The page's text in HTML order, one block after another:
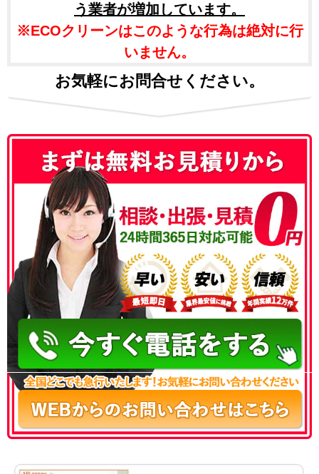
う業者が増加しています。
※ECOクリーンはこのような行為は絶対に行
いません。
お気軽にお問合せください。
050-3186-4780